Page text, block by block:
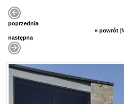
poprzednia
« powrót
następna